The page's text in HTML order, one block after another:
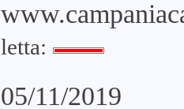
letta:
05/11/2019